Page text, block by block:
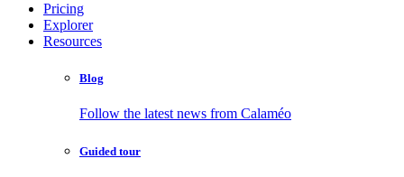
Pricing
Explorer
Resources
Blog
Follow the latest news from Calaméo
Guided tour